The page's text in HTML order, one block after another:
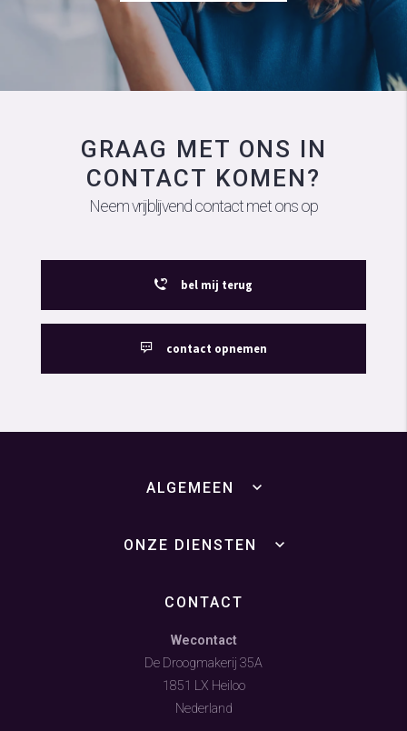
GRAAG MET ONS IN
CONTACT KOMEN?
Neem vrijblijvend contact met ons op
bel mij terug
contact opnemen
ALGEMEEN
ONZE DIENSTEN
CONTACT
Wecontact
De Droogmakerij 35A
1851 LX Heiloo
Nederland